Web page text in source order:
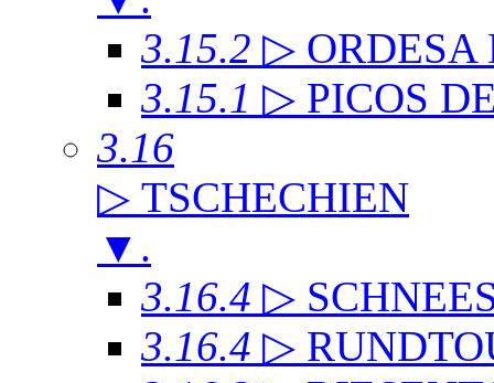
3.15.2 ▷ ORDESA
3.15.1 ▷ PICOS
3.16
▷ TSCHECHIEN
▼ .
3.16.4 ▷
3.16.4 ▷